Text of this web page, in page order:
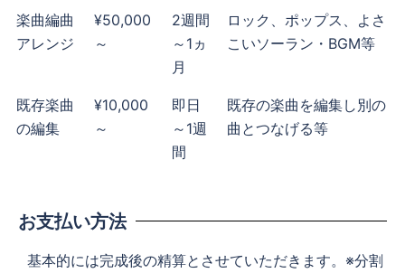
楽曲編曲
アレンジ
¥50,000
～
2週間
～1ヵ
月
ロック、ポップス、よさ
こいソーラン・BGM等
既存楽曲
の編集
¥10,000
～
即日
～1週
間
既存の楽曲を編集し別の
曲とつなげる等
お支払い方法
基本的には完成後の精算とさせていただきます。※分割